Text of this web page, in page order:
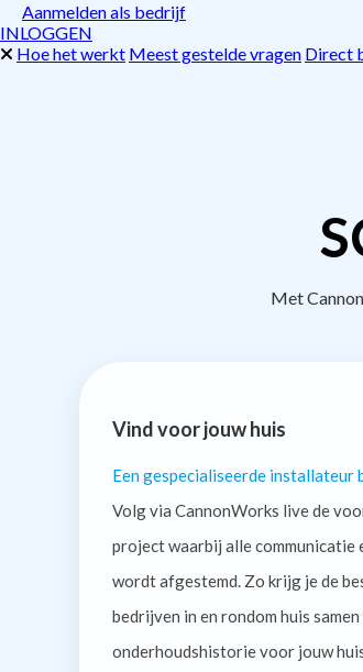
Aanmelden als bedrijf
INLOGGEN
Hoe het werkt Meest gestelde vragen Direct
Met
Vind voor jouw huis
Een gespecialiseerde installateur
Volg via CannonWorks live de
project waarbij alle communicatie
wordt afgestemd. Zo krijg je de
bedrijven in en rondom huis
onderhoudshistorie voor jouw